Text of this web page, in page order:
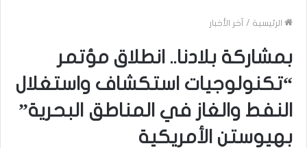
الرئيسية / آخر الأخبار
بمشاركة بلادنا.. انطلاق مؤتمر
“تكنولوجيات استكشاف واستغلال
النفط والغاز في المناطق البحرية”
بهيوستن الأمريكية